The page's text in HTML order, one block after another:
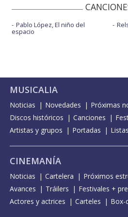
Pablo López, El niño del
espacio
MUSICALIA
Noticias Novedades
Próximas
Discos históricos
Canciones
Artistas y grupos
Portadas Listas
CINEMANÍA
Noticias Cartelera Próximos
Avances
Tráilers
Festivales +
Actores y actrices
Carteles Box-